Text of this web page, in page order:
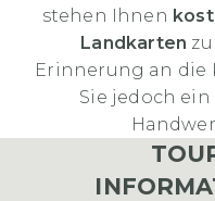
stehen Ihnen
Landkarten
Erinnerung an die
Sie jedoch